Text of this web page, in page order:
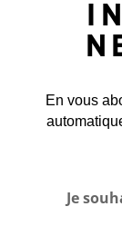
En vous
Je